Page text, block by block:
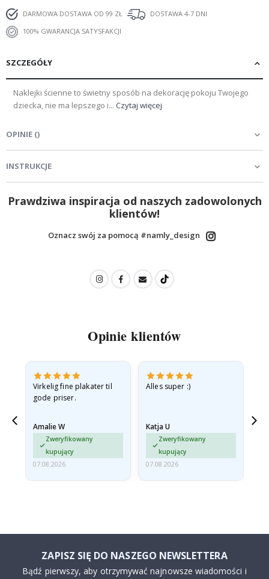
DARMOWA DOSTAWA OD 99 ZŁ
DOSTAWA 4-7 DNI
100% GWARANCJA SATYSFAKCJI
SZCZEGÓŁY
Naklejki ścienne to świetny sposób na dekorację pokoju Twojego
dziecka, nie ma lepszego i... Czytaj więcej
OPINIE ()
INSTRUKCJE
Prawdziwa inspiracja od naszych zadowolonych
klientów!
Oznacz swój za pomocą #namly_design
Opinie klientów
Virkelig fine plakater til
gode priser.
Amalie W
Zweryfikowany
kupujący
07.08.2026
Alles super :)
Katja U
Zweryfikowany
kupujący
07.08.2026
ZAPISZ SIĘ DO NASZEGO NEWSLETTERA
Bądź pierwszy, aby otrzymywać najnowsze wiadomości i